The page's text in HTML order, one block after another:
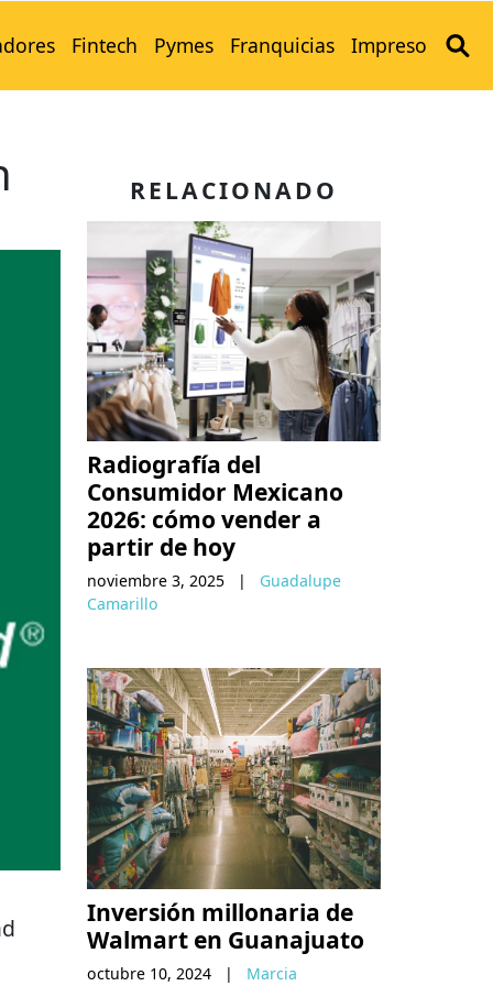
Fintech Pymes Franquicias Impreso
RELACIONADO
Radiografía del
Consumidor Mexicano
2026: cómo vender a
partir de hoy
noviembre 3, 2025 |
Guadalupe
Camarillo
Inversión millonaria de
Walmart en Guanajuato
octubre 10, 2024 | Marcia